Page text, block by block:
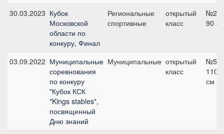
30.03.2023 Кубок
Московской
области по
конкуру, Финал
Региональные
спортивные
открытый
класс
№2,
90 см
03.09.2022 Муниципальные
соревнования
по конкуру
"Кубок КСК
"Kings stables",
посвященный
Дню знаний
Муниципальные открытый
класс
№5,
110
см